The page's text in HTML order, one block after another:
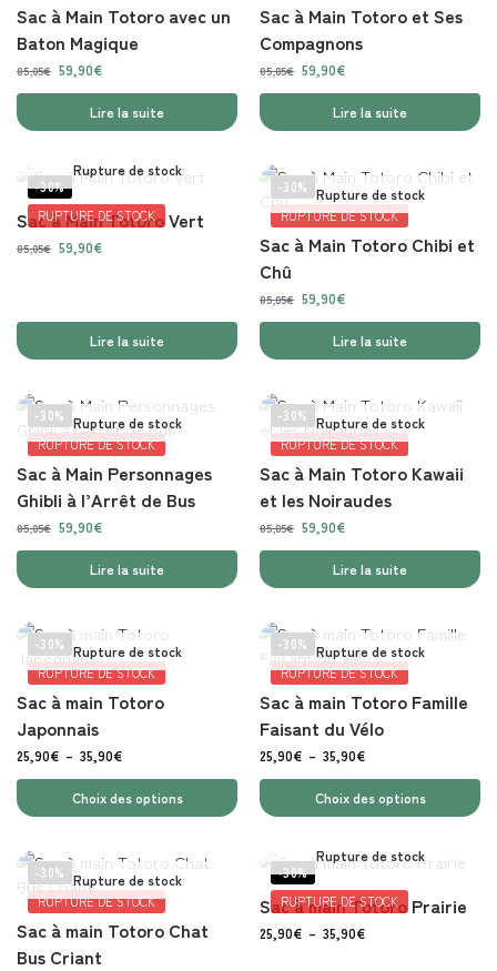
Sac à Main Totoro avec un
Baton Magique
85,05€ 59,90€
Lire la suite
Sac à Main Totoro et Ses
Compagnons
85,05€ 59,90€
Lire la suite
-30%
RUPTURE DE STOCK
Rupture de stock
Sac à Main Totoro Vert
85,05€ 59,90€
Lire la suite
-30%
RUPTURE DE STOCK
Rupture de stock
Sac à Main Totoro Chibi et
Chû
85,05€ 59,90€
Lire la suite
-30%
RUPTURE DE STOCK
Rupture de stock
Sac à Main Personnages
Ghibli à l’Arrêt de Bus
85,05€ 59,90€
Lire la suite
-30%
RUPTURE DE STOCK
Rupture de stock
Sac à Main Totoro Kawaii
et les Noiraudes
85,05€ 59,90€
Lire la suite
-30%
RUPTURE DE STOCK
Rupture de stock
Sac à main Totoro
Japonnais
25,90€ – 35,90€
Choix des options
-30%
RUPTURE DE STOCK
Rupture de stock
Sac à main Totoro Famille
Faisant du Vélo
25,90€ – 35,90€
Choix des options
-30%
RUPTURE DE STOCK
Rupture de stock
Sac à main Totoro Chat
Bus Criant
-30%
RUPTURE DE STOCK
Rupture de stock
Sac à main Totoro Prairie
25,90€ – 35,90€